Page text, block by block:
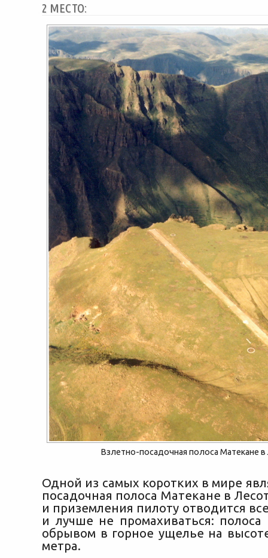
2 МЕСТО:
Взлетно-посадочная полоса Матекане в
Одной из самых коротких в мире
посадочная полоса Матекане в
и приземления пилоту отводится
и лучше не промахиваться: полоса
обрывом в горное ущелье на
метра.